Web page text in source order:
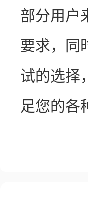
部分用户
要求，同
试的选择
足您的各